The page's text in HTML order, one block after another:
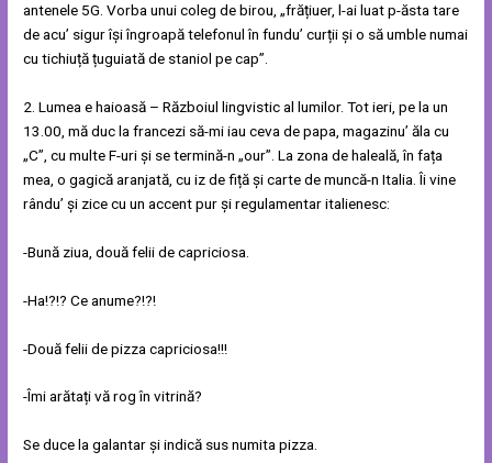
antenele 5G. Vorba unui coleg de birou, „frățiuer, l-ai luat p-ăsta tare
de acu’ sigur își îngroapă telefonul în fundu’ curții și o să umble numai
cu tichiuță țuguiată de staniol pe cap”.
2. Lumea e haioasă – Războiul lingvistic al lumilor. Tot ieri, pe la un
13.00, mă duc la francezi să-mi iau ceva de papa, magazinu’ ăla cu
„C”, cu multe F-uri și se termină-n „our”. La zona de haleală, în fața
mea, o gagică aranjată, cu iz de fiță și carte de muncă-n Italia. Îi vine
rându’ și zice cu un accent pur și regulamentar italienesc:
-Bună ziua, două felii de capriciosa.
-Ha!?!? Ce anume?!?!
-Două felii de pizza capriciosa!!!
-Îmi arătați vă rog în vitrină?
Se duce la galantar și indică sus numita pizza.